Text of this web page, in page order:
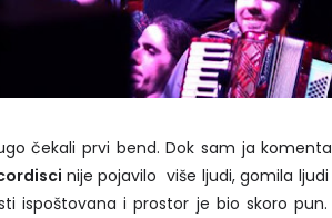
čekali prvi bend. Dok sam ja
nije pojavilo više ljudi, gomila
ispoštovana i prostor je bio skoro